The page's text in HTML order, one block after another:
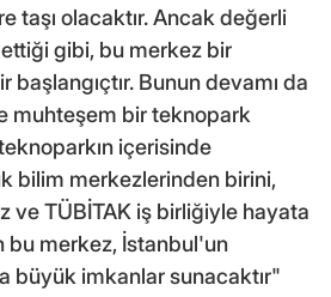
taşı olacaktır. Ancak değerli
ettiği gibi, bu merkez bir
Bunun devamı da
muhteşem bir teknopark
içerisinde
bilim merkezlerinden birini,
ve TÜBİTAK iş birliğiyle hayata
bu merkez, İstanbul'un
büyük imkanlar sunacaktır"